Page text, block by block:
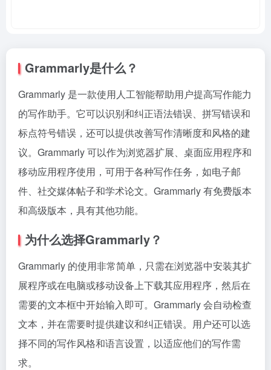
Grammarly是什么？
Grammarly 是一款使用人工智能帮助用户提高写作能力
的写作助手。它可以识别和纠正语法错误、拼写错误和
标点符号错误，还可以提供改善写作清晰度和风格的建
议。Grammarly 可以作为浏览器扩展、桌面应用程序和
移动应用程序使用，可用于各种写作任务，如电子邮
件、社交媒体帖子和学术论文。Grammarly 有免费版本
和高级版本，具有其他功能。
为什么选择Grammarly？
Grammarly 的使用非常简单，只需在浏览器中安装其扩
展程序或在电脑或移动设备上下载其应用程序，然后在
需要的文本框中开始输入即可。Grammarly 会自动检查
文本，并在需要时提供建议和纠正错误。用户还可以选
择不同的写作风格和语言设置，以适应他们的写作需
求。